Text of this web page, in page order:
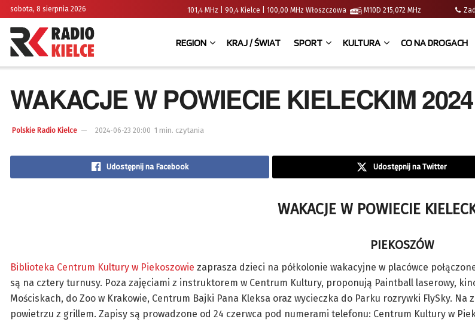
sobota, 8 sierpnia 2026 101,4 MHz | 90,4 Kielce | 100,00 MHz Włoszczowa M10D 215,072 MHz
REGION KRAJ / ŚWIAT SPORT KULTURA CO NA DROGACH
WAKACJE W POWIECIE KIELECKIM
Polskie Radio Kielce 2024-06-23 20:00 1 min. czytania
Udostępnij na Facebook Udostępnij na Twitter
WAKACJE W POWIECIE
PIEKOSZÓW
Biblioteka Centrum Kultury w Piekoszowie zaprasza dzieci na półkolonie wakacyjne w placówce
są na cztery turnusy. Poza zajęciami z instruktorem w Centrum Kultury, proponują Paintball laserowy,
Mościskach, do Zoo w Krakowie, Centrum Bajki Pana Kleksa oraz wycieczka do Parku rozrywki FlySky.
powietrzu z grillem. Zapisy są prowadzone od 24 czerwca pod numerami telefonu: Centrum Kultury w